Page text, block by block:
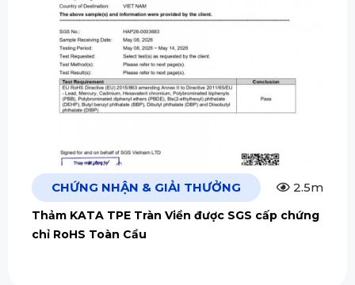
CHỨNG NHẬN & GIẢI THƯỞNG 2.5m
Thảm KATA TPE Tràn Viền được SGS cấp chứng
chỉ RoHS Toàn Cầu